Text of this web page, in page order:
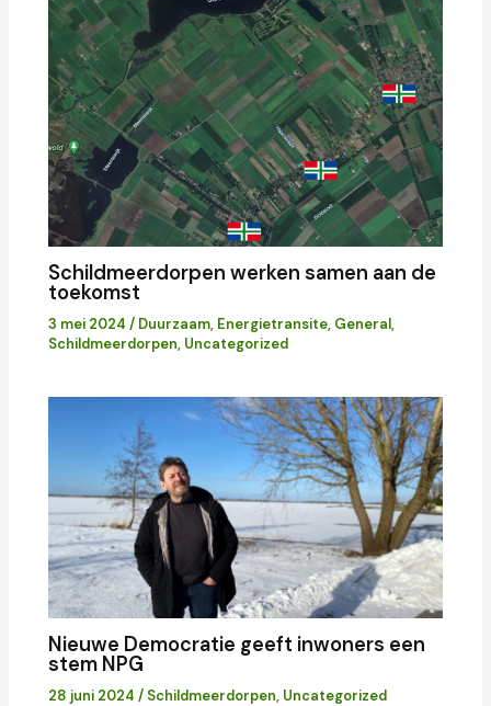
Schildmeerdorpen werken samen aan de
toekomst
3 mei 2024/ Duurzaam, Energietransite, General,
Schildmeerdorpen, Uncategorized
Nieuwe Democratie geeft inwoners een
stem NPG
28 juni 2024/ Schildmeerdorpen, Uncategorized